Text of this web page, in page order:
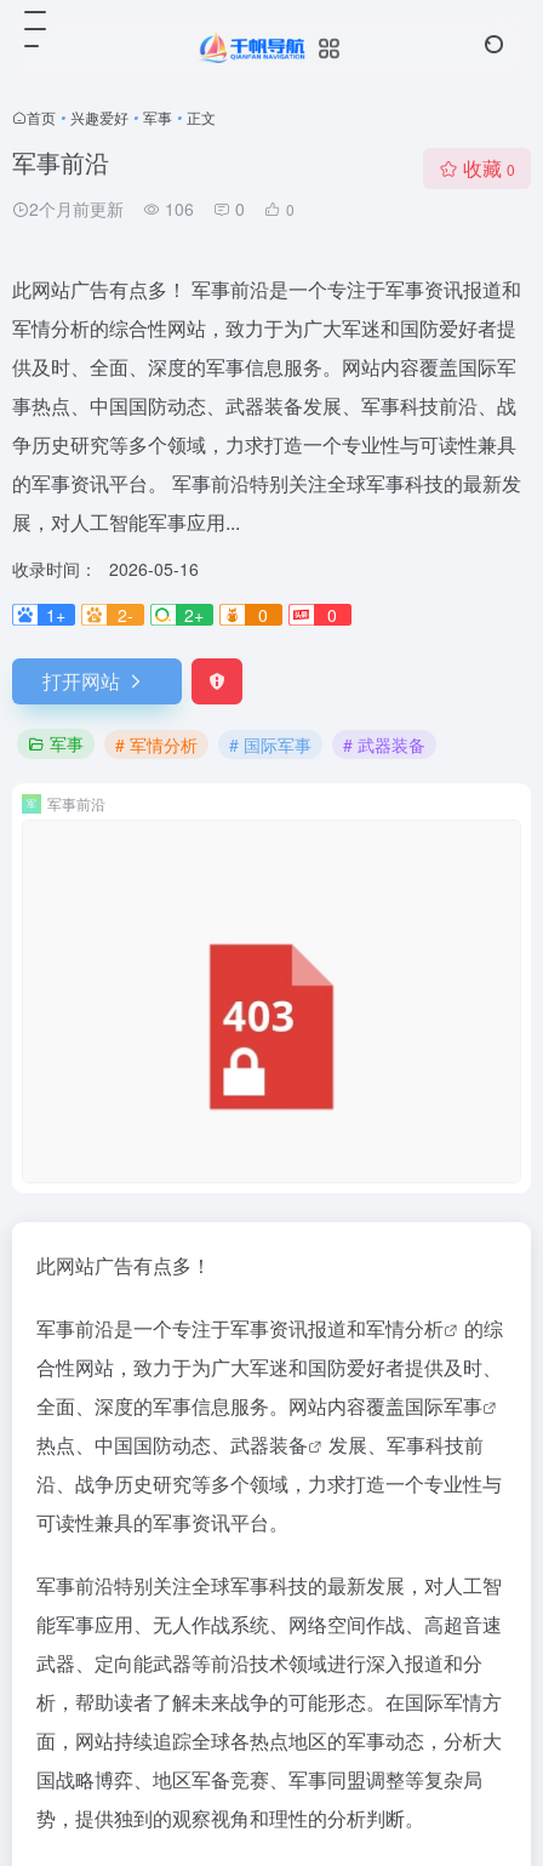
首页 • 兴趣爱好 • 军事 • 正文
军事前沿
2个月前更新 106 0 0
收藏 0
此网站广告有点多！ 军事前沿是一个专注于军事资讯报道和
军情分析的综合性网站，致力于为广大军迷和国防爱好者提
供及时、全面、深度的军事信息服务。网站内容覆盖国际军
事热点、中国国防动态、武器装备发展、军事科技前沿、战
争历史研究等多个领域，力求打造一个专业性与可读性兼具
的军事资讯平台。 军事前沿特别关注全球军事科技的最新发
展，对人工智能军事应用...
收录时间：
2026-05-16
1+
2- 2+ 0 0
打开网站
军事 # 军情分析 # 国际军事 # 武器装备
军事前沿
此网站广告有点多！
军事前沿是一个专注于军事资讯报道和军情分析
的综
合性网站，致力于为广大军迷和国防爱好者提供及时、
全面、深度的军事信息服务。网站内容覆盖国际军事
热点、中国国防动态、 武器装备
发展、军事科技前
沿、战争历史研究等多个领域，力求打造一个专业性与
可读性兼具的军事资讯平台。
军事前沿特别关注全球军事科技的最新发展，对人工智
能军事应用、无人作战系统、网络空间作战、高超音速
武器、定向能武器等前沿技术领域进行深入报道和分
析，帮助读者了解未来战争的可能形态。在国际军情方
面，网站持续追踪全球各热点地区的军事动态，分析大
国战略博弈、地区军备竞赛、军事同盟调整等复杂局
势，提供独到的观察视角和理性的分析判断。